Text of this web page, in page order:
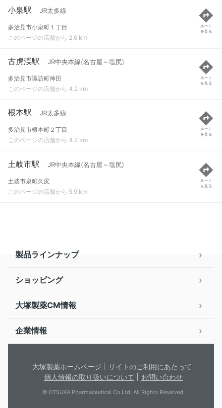
小泉駅 JR太多線
多治見市小泉町１丁目
このページの店舗から 2.6 km
ルート
を見る
古虎渓駅 JR中央本線(名古屋～塩尻)
多治見市諏訪町神田
このページの店舗から 4.2 km
ルート
を見る
根本駅 JR太多線
多治見市根本町２丁目
このページの店舗から 4.2 km
ルート
を見る
土岐市駅 JR中央本線(名古屋～塩尻)
土岐市泉町久尻
このページの店舗から 5.9 km
ルート
を見る
製品ラインナップ
ショッピング
大塚製薬CM情報
企業情報
大塚製薬ホームページ
サイトのご利用にあたって
個人情報の取り扱いについて
お問い合わせ
© OTSUKA Pharmaceutical Co.Ltd. All Rights Reserved.